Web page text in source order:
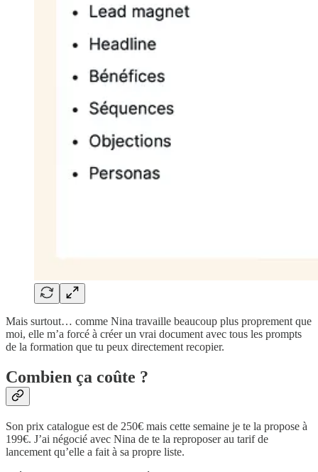
Mais surtout… comme Nina travaille beaucoup plus proprement que
moi, elle m’a forcé à créer un vrai document avec tous les prompts
de la formation que tu peux directement recopier.
Combien ça coûte ?
Son prix catalogue est de 250€ mais cette semaine je te la propose à
199€. J’ai négocié avec Nina de te la reproposer au tarif de
lancement qu’elle a fait à sa propre liste.